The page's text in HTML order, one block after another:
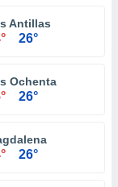
Antillas
26°
Ochenta
26°
26°